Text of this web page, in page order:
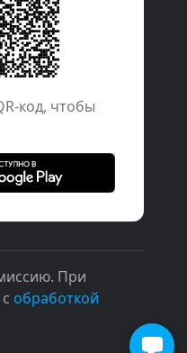
код, чтобы
При
с обработкой